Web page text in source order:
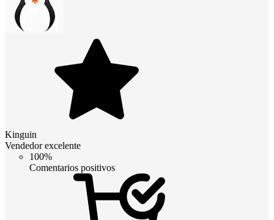
Kinguin
Vendedor excelente
100%
Comentarios positivos